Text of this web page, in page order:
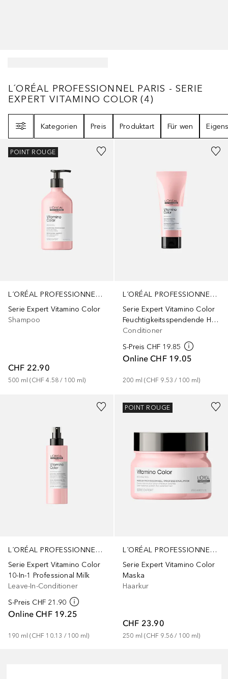
L´ORÉAL PROFESSIONNEL PARIS - SERIE
L´ORÉAL PROFESSIONNEL PARIS - SERIE
EXPERT VITAMINO COLOR (4)
Kategorien
Preis Produktart Für wen
L´ORÉAL PROFESSIONNEL PARIS
Serie Expert Vitamino Color
Shampoo
CHF 22.90
500 ml (CHF 4.58 / 100 ml)
POINT ROUGE
L´ORÉAL PROFESSIONNEL PARIS
Serie Expert Vitamino Color
Feuchtigkeitsspendende Haarspülung für coloriertes Haar
Conditioner
S-Preis CHF 19.85
Online CHF 19.05
200 ml (CHF 9.53 / 100 ml)
L´ORÉAL PROFESSIONNEL PARIS
Serie Expert Vitamino Color
10-In-1 Professional Milk
Leave-In-Conditioner
S-Preis CHF 21.90
Online CHF 19.25
190 ml (CHF 10.13 / 100 ml)
L´ORÉAL PROFESSIONNEL PARIS
Serie Expert Vitamino Color
Maska
Haarkur
CHF 23.90
250 ml (CHF 9.56 / 100 ml)
POINT ROUGE